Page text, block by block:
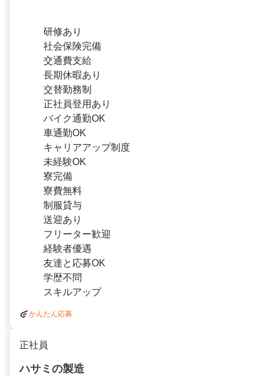
研修あり
社会保険完備
交通費支給
長期休暇あり
交替勤務制
正社員登用あり
バイク通勤OK
車通勤OK
キャリアアップ制度
未経験OK
寮完備
寮費無料
制服貸与
送迎あり
フリーター歓迎
経験者優遇
友達と応募OK
学歴不問
スキルアップ
かんたん応募
正社員
ハサミの製造